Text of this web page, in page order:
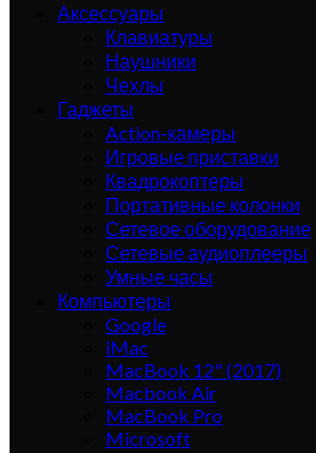
Аксессуары
Клавиатуры
Наушники
Чехлы
Гаджеты
Action-камеры
Игровые приставки
Квадрокоптеры
Портативные колонки
Сетевое оборудование
Сетевые аудиоплееры
Умные часы
Компьютеры
Google
iMac
MacBook 12" (2017)
Macbook Air
MacBook Pro
Microsoft